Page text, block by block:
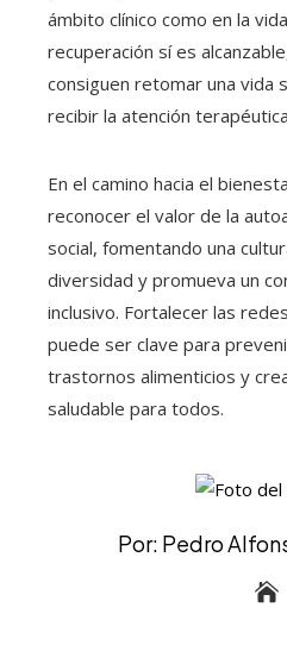
ámbito clínico como en la
recuperación sí es
consiguen retomar una vida
recibir la atención
En el camino hacia el
reconocer el valor de la
social, fomentando una
diversidad y promueva un
inclusivo. Fortalecer las
puede ser clave para
trastornos alimenticios y
saludable para todos.
Por: Pedro